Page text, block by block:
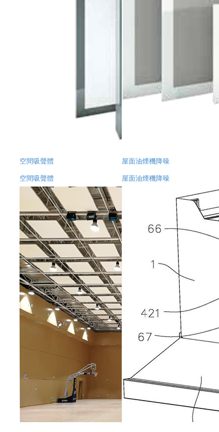
空間吸聲體
空間吸聲體
屋面油煙機降噪
屋面油煙機降噪